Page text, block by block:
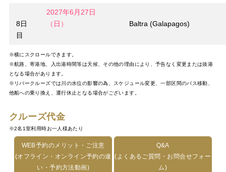
8日
目
2027年6月27日
（日）
Baltra (Galapagos)
※横にスクロールできます。
※航路、寄港地、入出港時間等は天候、その他の理由により、予告なく変更または抜港
となる場合があります。
※リバークルーズでは川の水位の影響の為、スケジュール変更、一部区間のバス移動、
他船への乗り換え、運行休止となる場合がございます。
クルーズ代金
※2名1室利用時お一人様あたり
WEB予約のメリット・ご注意
(オフライン・オンライン予約の違
い・予約方法動画)
Q&A
(よくあるご質問・お問合せフォー
ム)